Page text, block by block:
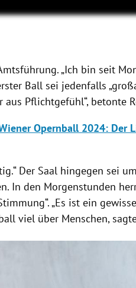
„Ich bin seit
Ball sei jedenfalls
Pflichtgefühl“, betonte
Opernball 2024: Der
Der Saal hingegen sei
In den Morgenstunden
„Es ist ein
viel über Menschen,